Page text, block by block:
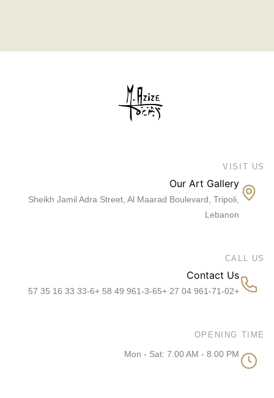
VISIT US
Our Art Gallery
Sheikh Jamil Adra Street, Al Maarad Boulevard, Tripoli,
Lebanon
CALL US
Contact Us
+961-71-02 04 27 +961-3-65 49 58 +33-6 33 16 35 57
OPENING TIME
Mon - Sat: 7.00 AM - 8.00 PM